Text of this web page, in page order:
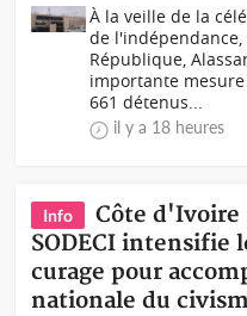
À la veille de la
de
République,
importante
661 détenus...
il y a 18 heures
Info
Côte d'Ivoire
SODECI intensifie
curage pour
nationale du